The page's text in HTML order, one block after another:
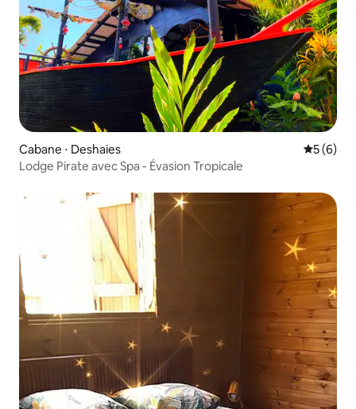
Cabane ⋅ Deshaies
5 (6)
Lodge Pirate avec Spa - Évasion Tropicale